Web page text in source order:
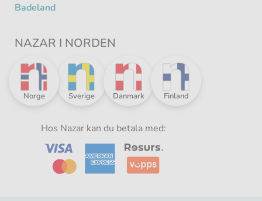
Badeland
NAZAR I NORDEN
Nazar
-
Sverige
Nazar
-
Danmark
Nazar
-
Finland
Nazar
Norge
Hos Nazar kan du betala med: